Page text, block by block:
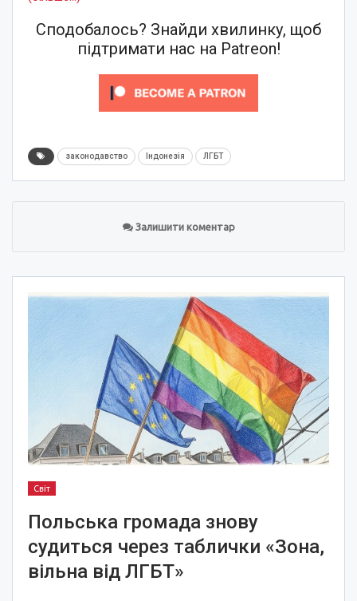
Сподобалось? Знайди хвилинку, щоб
підтримати нас на Patreon!
законодавство Індонезія ЛГБТ
Залишити коментар
Світ
Польська громада знову
судиться через таблички «Зона,
вільна від ЛГБТ»